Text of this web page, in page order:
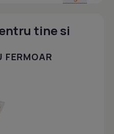
tine si
FERMOAR